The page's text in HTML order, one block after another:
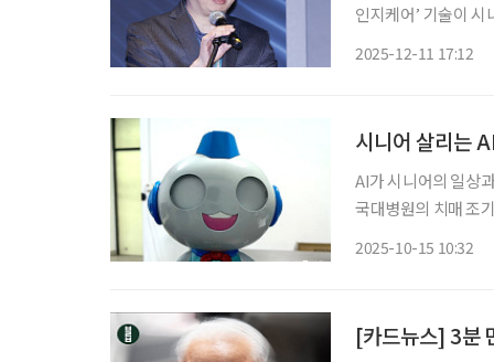
인지케어’ 기술이
2025-12-11 17:12
시니어 살리는
AI가 시니어의 일상
국대병원의 치매 조
2025-10-15 10:32
[카드뉴스] 3분